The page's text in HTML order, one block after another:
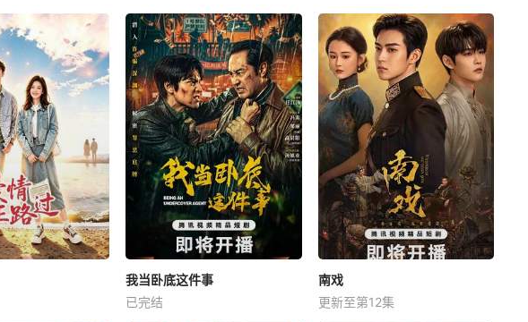
我当卧底这件事
已完结
南戏
更新至第12集